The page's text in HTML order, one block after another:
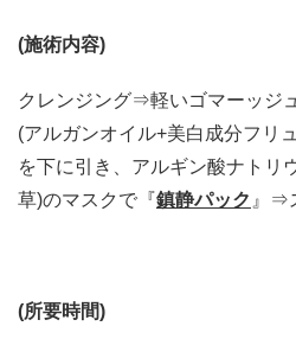
(施術内容)
クレンジング⇒軽いゴマーッジ
(アルガンオイル+美白成分フリ
を下に引き、アルギン酸ナトリ
草)のマスクで『鎮静パック 』⇒
(所要時間)